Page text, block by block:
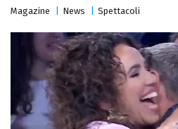
Magazine News Spettacoli